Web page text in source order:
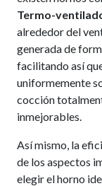
Termo-
alrededor del
generada de
facilitando así
uniformemente
cocción
inmejorables.
Así mismo, la
de los aspectos
elegir el horno